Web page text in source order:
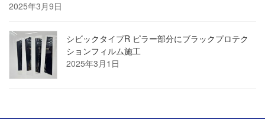
2025年3月9日
シビックタイプR ピラー部分にブラックプロテク
ションフィルム施工
2025年3月1日